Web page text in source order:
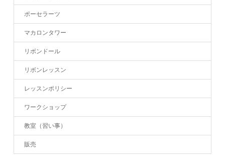
ポーセラーツ
マカロンタワー
リボンドール
リボンレッスン
レッスンポリシー
ワークショップ
教室（習い事）
販売